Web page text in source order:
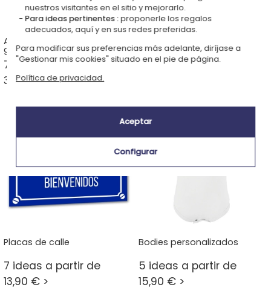
Alcancías de metal
grabadas
7 ideas a partir de
32,90 € >
5 ideas a partir de
Placas de calle
7 ideas a partir de
13,90 € >
Bodies personalizados
5 ideas a partir de
15,90 € >
nuestros visitantes en el sitio y mejorarlo.
Para ideas pertinentes :proponerle los regalos
adecuados, aquí y en sus redes preferidas.
Para modificar sus preferencias más adelante, diríjase a
"Gestionar mis cookies" situado en el pie de página.
Política de privacidad.
Aceptar
Configurar